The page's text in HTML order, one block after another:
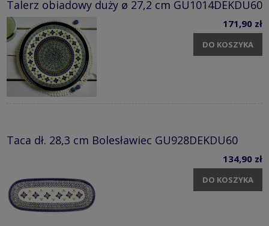
Talerz obiadowy duży ø 27,2 cm GU1014DEKDU60
171,90 zł
DO KOSZYKA
Taca dł. 28,3 cm Bolesławiec GU928DEKDU60
134,90 zł
DO KOSZYKA